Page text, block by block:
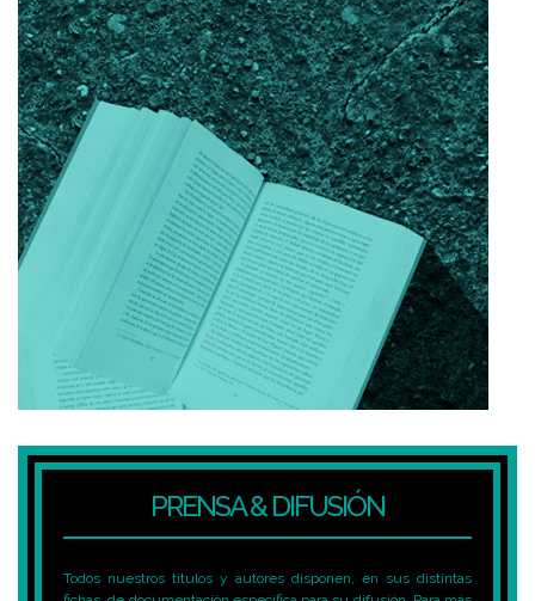
PRENSA & DIFUSIÓN
Todos nuestros títulos y autores disponen, en sus distintas